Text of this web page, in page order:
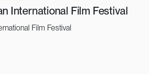
International Film Festival
Film Festival